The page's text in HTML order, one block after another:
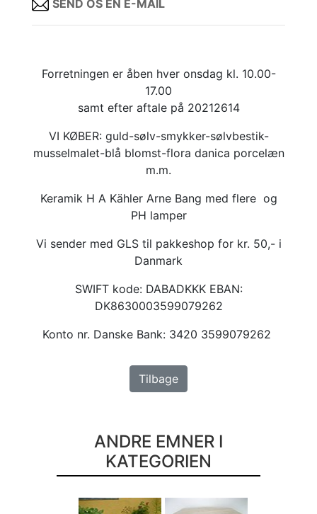
SEND OS EN E-MAIL
Forretningen er åben hver onsdag kl. 10.00-
17.00
samt efter aftale på 20212614
VI KØBER: guld-sølv-smykker-sølvbestik-
musselmalet-blå blomst-flora danica porcelæn
m.m.
Keramik H A Kähler Arne Bang med flere og
PH lamper
Vi sender med GLS til pakkeshop for kr. 50,- i
Danmark
SWIFT kode: DABADKKK EBAN:
DK8630003599079262
Konto nr. Danske Bank: 3420 3599079262
Tilbage
ANDRE EMNER I
KATEGORIEN